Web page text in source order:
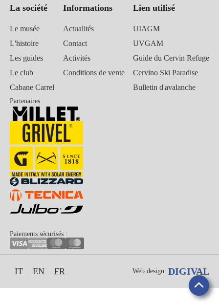
La société
Le musée
L'histoire
Les guides
Le club
Cabane Carrel
Informations
Actualités
Contact
Activités
Conditions de vente
Lien utilisé
UIAGM
UVGAM
Guide du Cervin Refuge
Cervino Ski Paradise
Bulletin d'avalanche
Partenaires
Paiements sécurisés :
IT EN FR Web design: DIGIVAL